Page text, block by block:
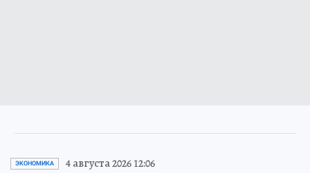
ЭКОНОМИКА 4 августа 2026 12:06